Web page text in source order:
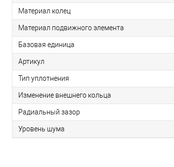
Материал колец
Материал подвижного элемента
Базовая единица
Артикул
Тип уплотнения
Изменение внешнего кольца
Радиальный зазор
Уровень шума